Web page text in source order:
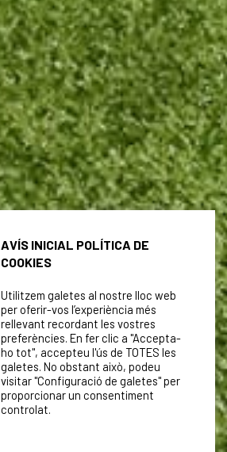
AVÍS INICIAL POLÍTICA DE
COOKIES
Utilitzem galetes al nostre lloc web
per oferir-vos l’experiència més
rellevant recordant les vostres
preferències. En fer clic a "Accepta-
ho tot", accepteu l'ús de TOTES les
galetes. No obstant això, podeu
visitar "Configuració de galetes" per
proporcionar un consentiment
controlat.